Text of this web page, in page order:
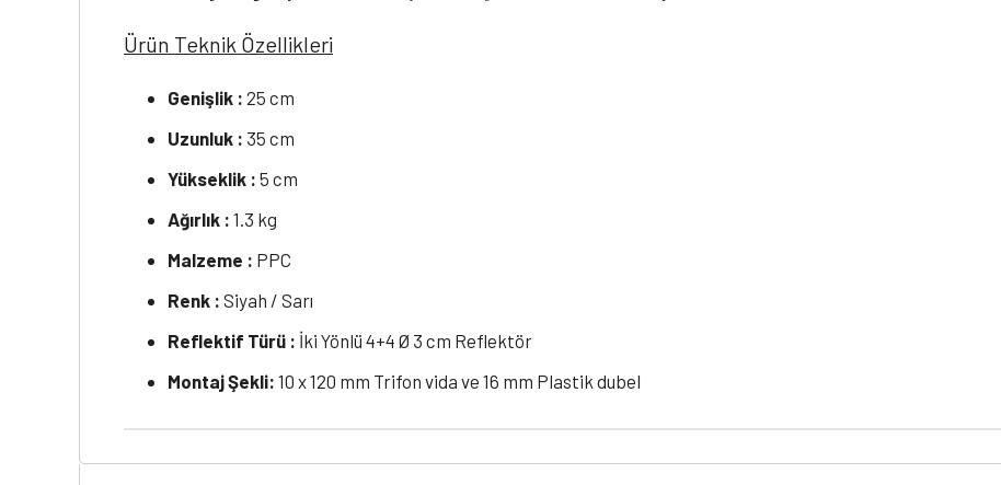
Ürün Teknik Özellikleri
Genişlik : 25 cm
Uzunluk : 35 cm
Yükseklik : 5 cm
Ağırlık : 1.3 kg
Malzeme : PPC
Renk : Siyah / Sarı
Reflektif Türü : İki Yönlü 4+4 Ø 3 cm Reflektör
Montaj Şekli: 10 x 120 mm Trifon vida ve 16 mm Plastik dubel